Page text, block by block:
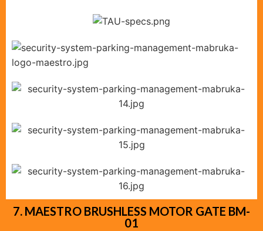
7. MAESTRO BRUSHLESS MOTOR GATE BM-
01